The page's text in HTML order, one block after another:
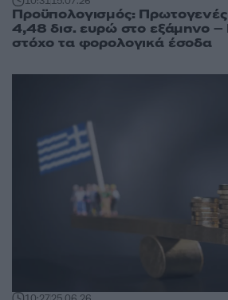
Προϋπολογισμός:
4,48 δισ. ευρώ στο εξάμηνο
στόχο τα φορολογικά έσοδα